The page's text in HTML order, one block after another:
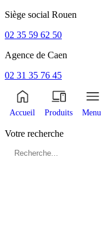
Siège social Rouen
02 35 59 62 50
Agence de Caen
02 31 35 76 45
Accueil Produits Menu
Votre recherche